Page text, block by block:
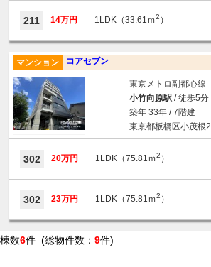
211 14万円 1LDK（33.61ｍ2 ）
コアセブン
マンション
東京メトロ副都心線
小竹向原駅/ 徒歩5分
築年 33年 / 7階建
東京都板橋区小茂根2
302 20万円 1LDK（75.81ｍ2 ）
302 23万円 1LDK（75.81ｍ2 ）
棟数6件 (総物件数： 9件)